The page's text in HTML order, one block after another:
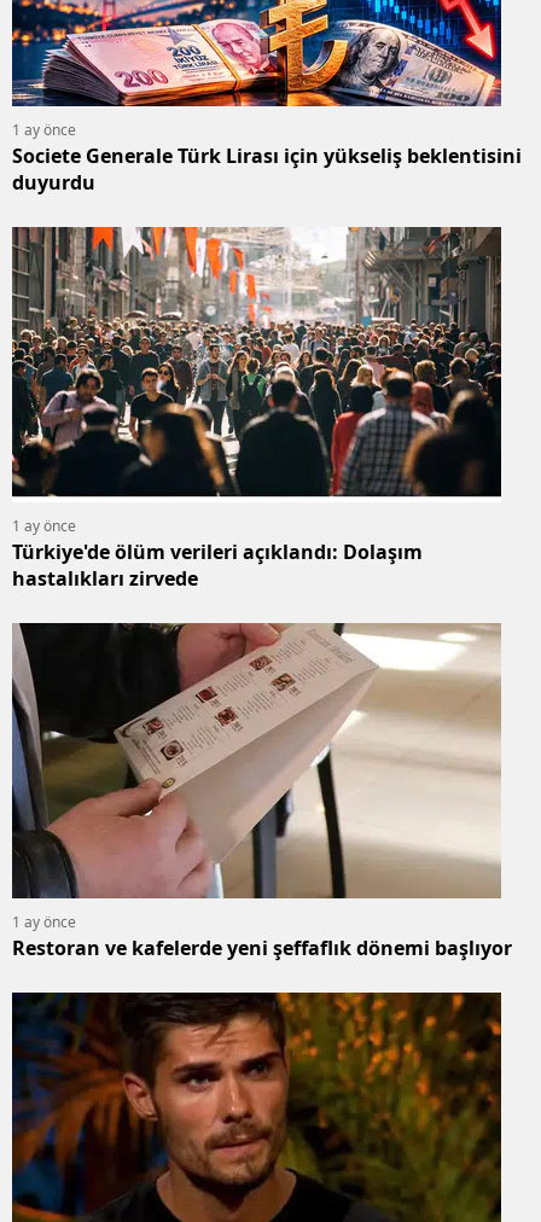
1 ay önce
Societe Generale Türk Lirası için yükseliş beklentisini
duyurdu
1 ay önce
Türkiye'de ölüm verileri açıklandı: Dolaşım
hastalıkları zirvede
1 ay önce
Restoran ve kafelerde yeni şeffaflık dönemi başlıyor